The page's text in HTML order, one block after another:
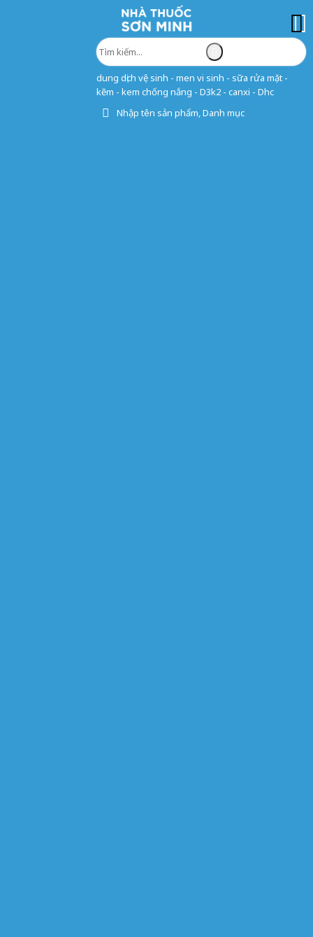
dung dịch vệ sinh - men vi sinh - sữa rửa mặt -
kẽm - kem chống nắng - D3k2 - canxi - Dhc
Nhập tên sản phẩm, Danh mục